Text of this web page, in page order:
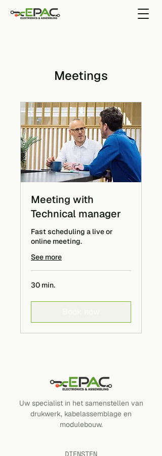
Meetings
Meeting with
Technical manager
Fast scheduling a live or
online meeting.
See more
30 min.
Uw specialist in het samenstellen van
drukwerk, kabelassemblage en
modulebouw.
DIENSTEN